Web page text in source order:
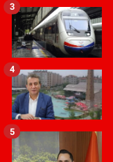
3
4
5